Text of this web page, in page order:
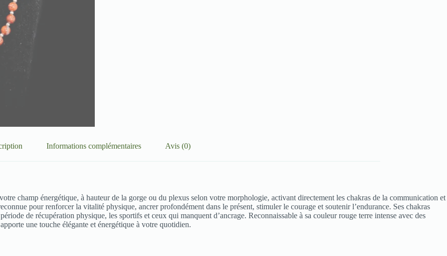
Informations complémentaires Avis (0)
champ énergétique, à hauteur de la gorge ou du plexus selon votre morphologie, activant directement les chakras de la communication et
pour renforcer la vitalité physique, ancrer profondément dans le présent, stimuler le courage et soutenir l’endurance. Ses chakras
de récupération physique, les sportifs et ceux qui manquent d’ancrage. Reconnaissable à sa couleur rouge terre intense avec des
une touche élégante et énergétique à votre quotidien.